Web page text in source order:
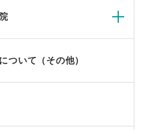
ついて（その他）